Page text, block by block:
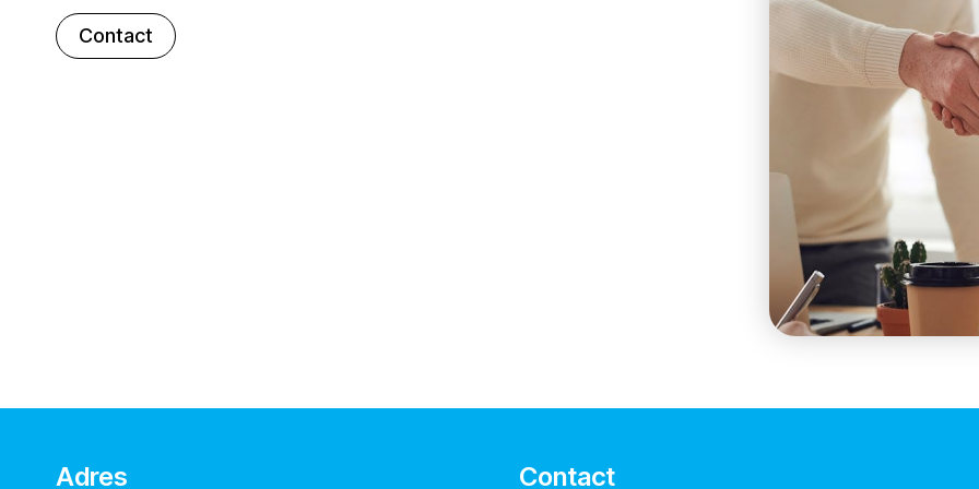
Contact
Adres Contact